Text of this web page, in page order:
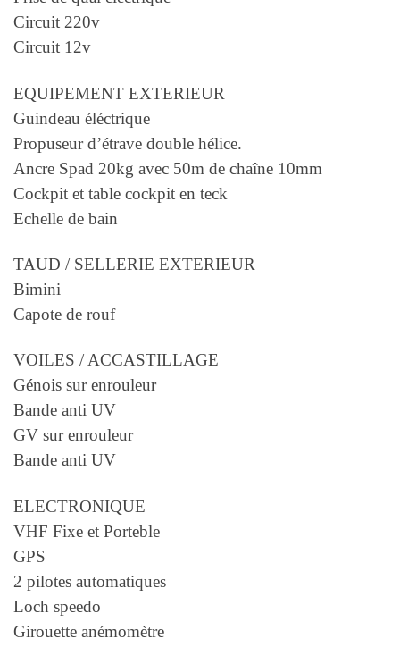
Circuit 220v
Circuit 12v
EQUIPEMENT EXTERIEUR
Guindeau éléctrique
Propuseur d’étrave double hélice.
Ancre Spad 20kg avec 50m de chaîne 10mm
Cockpit et table cockpit en teck
Echelle de bain
TAUD / SELLERIE EXTERIEUR
Bimini
Capote de rouf
VOILES / ACCASTILLAGE
Génois sur enrouleur
Bande anti UV
GV sur enrouleur
Bande anti UV
ELECTRONIQUE
VHF Fixe et Porteble
GPS
2 pilotes automatiques
Loch speedo
Girouette anémomètre